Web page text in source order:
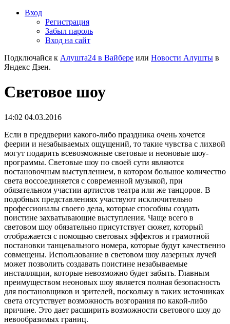
Вход
Регистрация
Забыл пароль
Вход на сайт
Подключайся к Алушта24 в Вайбере или Новости Алушты в
Яндекс Дзен.
Световое шоу
14:02 04.03.2016
Если в преддверии какого-либо праздника очень хочется
феерии и незабываемых ощущений, то такие чувства с лихвой
могут подарить всевозможные световые и неоновые шоу-
программы. Световые шоу по своей сути являются
постановочным выступлением, в котором большое количество
света воссоединяется с современной музыкой, при
обязательном участии артистов театра или же танцоров. В
подобных представлениях участвуют исключительно
профессионалы своего дела, которые способны создать
поистине захватывающие выступления. Чаще всего в
световом шоу обязательно присутствует сюжет, который
отображается с помощью световых эффектов и грамотной
постановки танцевального номера, которые будут качественно
совмещены. Использование в световом шоу лазерных лучей
может позволить создавать поистине незабываемые
инсталляции, которые невозможно будет забыть. Главным
преимуществом неоновых шоу является полная безопасность
для постановщиков и зрителей, поскольку в таких источниках
света отсутствует возможность возгорания по какой-либо
причине. Это дает расширить возможности светового шоу до
невообразимых границ.